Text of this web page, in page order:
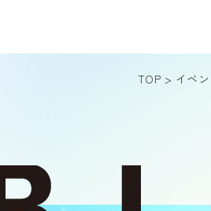
TOP > イベン